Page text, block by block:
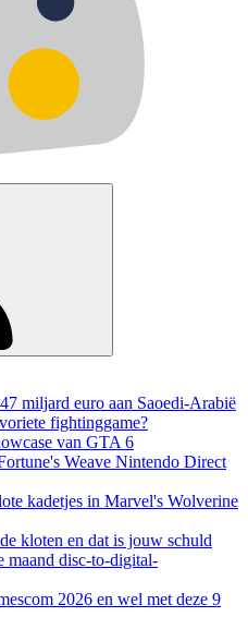
miljard euro aan Saoedi-Arabië
fightinggame?
van GTA 6
Weave Nintendo Direct
kadetjes in Marvel's Wolverine
kloten en dat is jouw schuld
maand disc-to-digital-
2026 en wel met deze 9